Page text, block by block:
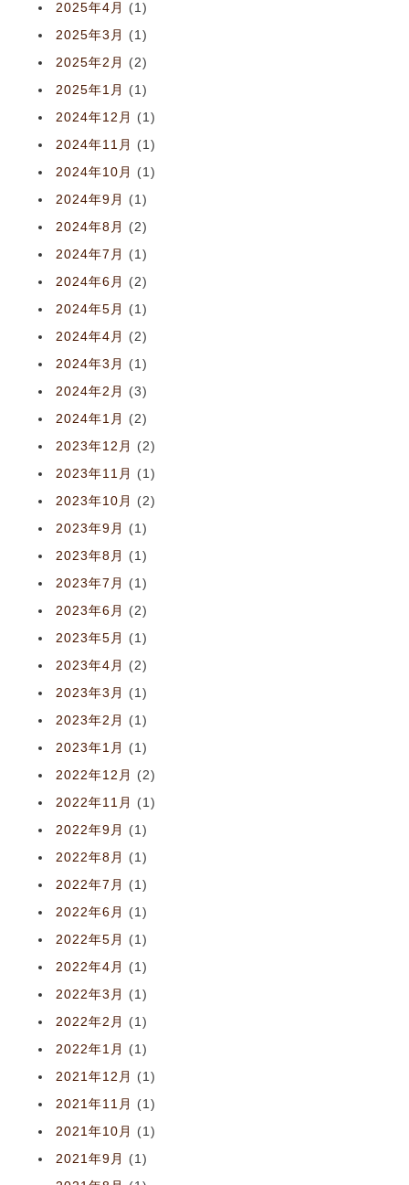
2025年4月
(1)
2025年3月
(1)
2025年2月
(2)
2025年1月
(1)
2024年12月
(1)
2024年11月
(1)
2024年10月
(1)
2024年9月
(1)
2024年8月
(2)
2024年7月
(1)
2024年6月
(2)
2024年5月
(1)
2024年4月
(2)
2024年3月
(1)
2024年2月
(3)
2024年1月
(2)
2023年12月
(2)
2023年11月
(1)
2023年10月
(2)
2023年9月
(1)
2023年8月
(1)
2023年7月
(1)
2023年6月
(2)
2023年5月
(1)
2023年4月
(2)
2023年3月
(1)
2023年2月
(1)
2023年1月
(1)
2022年12月
(2)
2022年11月
(1)
2022年9月
(1)
2022年8月
(1)
2022年7月
(1)
2022年6月
(1)
2022年5月
(1)
2022年4月
(1)
2022年3月
(1)
2022年2月
(1)
2022年1月
(1)
2021年12月
(1)
2021年11月
(1)
2021年10月
(1)
2021年9月
(1)